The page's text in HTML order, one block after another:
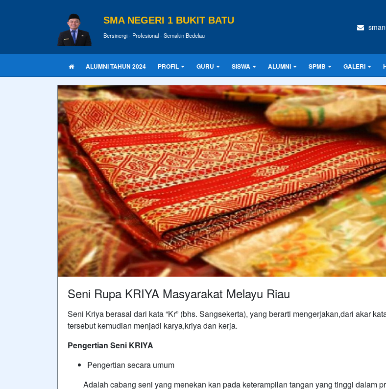
SMA NEGERI 1 BUKIT BATU
Bersinergi - Profesional - Semakin Bedelau
ALUMNI TAHUN 2024 PROFIL GURU SISWA ALUMNI SPMB GALERI
Seni Rupa KRIYA Masyarakat Melayu Riau
Seni Kriya berasal dari kata “Kr” (bhs. Sangsekerta), yang berarti mengerjakan,dari akar
tersebut kemudian menjadi karya,kriya dan kerja.
Pengertian Seni KRIYA
Pengertian secara umum
Adalah cabang seni yang menekan kan pada keterampilan tangan yang tinggi dalam